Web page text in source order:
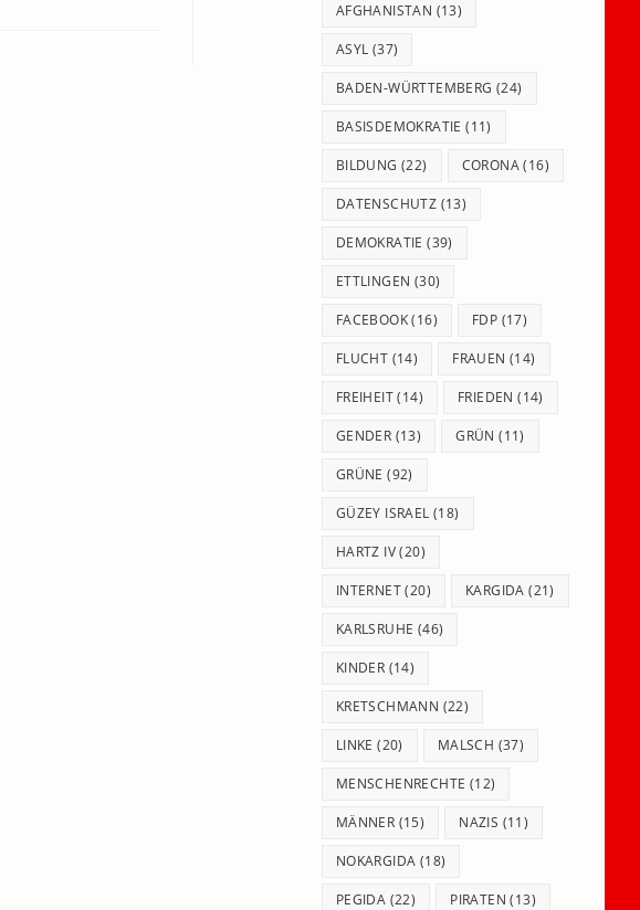
AFGHANISTAN (13)
ASYL (37)
BADEN-WÜRTTEMBERG (24)
BASISDEMOKRATIE (11)
BILDUNG (22) CORONA(16)
DATENSCHUTZ (13)
DEMOKRATIE (39)
ETTLINGEN (30)
FACEBOOK(16) FDP (17)
FLUCHT (14) FRAUEN (14)
FREIHEIT(14) FRIEDEN (14)
GENDER (13) GRÜN (11)
GRÜNE (92)
GÜZEY ISRAEL (18)
HARTZ IV(20)
INTERNET(20) KARGIDA (21)
KARLSRUHE (46)
KINDER (14)
KRETSCHMANN (22)
LINKE (20) MALSCH (37)
MENSCHENRECHTE (12)
MÄNNER (15) NAZIS (11)
NOKARGIDA (18)
PEGIDA (22) PIRATEN (13)